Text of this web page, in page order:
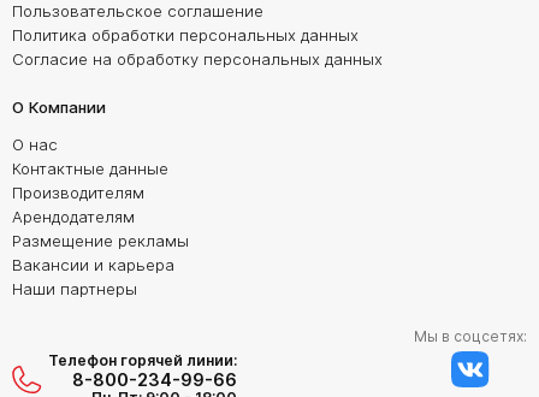
Пользовательское соглашение
Политика обработки персональных данных
Согласие на обработку персональных данных
О Компании
О нас
Контактные данные
Производителям
Арендодателям
Размещение рекламы
Вакансии и карьера
Наши партнеры
Телефон горячей линии:
8-800-234-99-66
Мы в соцсетях: